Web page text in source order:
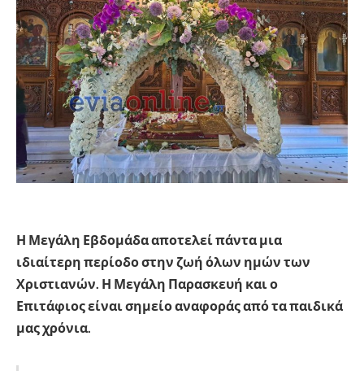
Η Μεγάλη Εβδομάδα αποτελεί πάντα μια
ιδιαίτερη περίοδο στην ζωή όλων ημών των
Χριστιανών. Η Μεγάλη Παρασκευή και ο
Επιτάφιος είναι σημείο αναφοράς από τα παιδικά
μας χρόνια.